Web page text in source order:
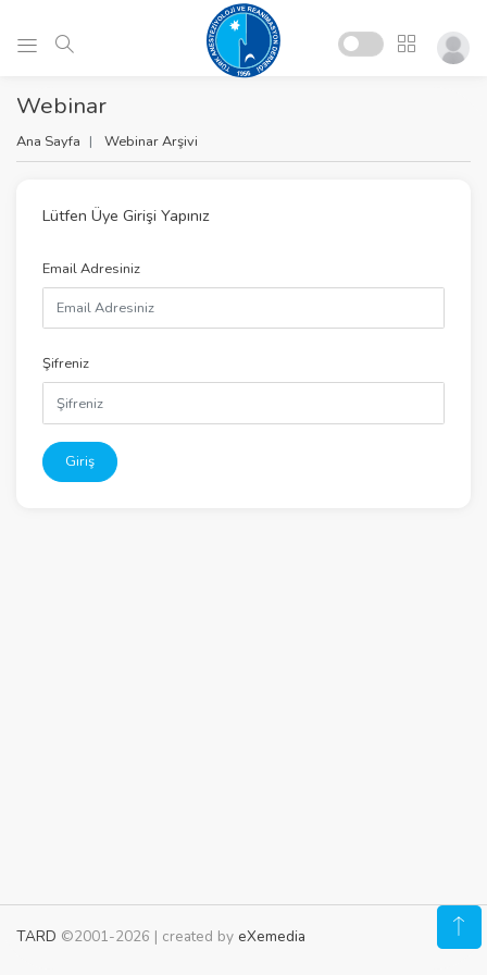
Webinar
Ana Sayfa Webinar Arşivi
Lütfen Üye Girişi Yapınız
Email Adresiniz
Şifreniz
Giriş
TARD ©2001-2026 | created by eXemedia